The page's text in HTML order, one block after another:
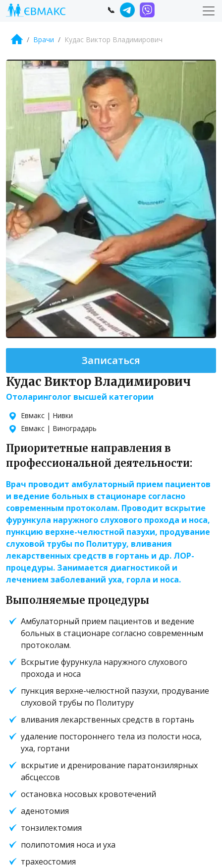
📞
Врачи Кудас Виктор Владимирович
Записаться
Кудас Виктор Владимирович
Отоларинголог высшей категории
Евмакс | Нивки
Евмакс | Виноградарь
Приоритетные направления в
профессиональной деятельности:
Врач проводит амбулаторный прием пациентов
и ведение больных в стационаре согласно
современным протоколам. Проводит вскрытие
фурункула наружного слухового прохода и носа,
пункцию верхне-челюстной пазухи, продувание
слуховой трубы по Политуру, вливания
лекарственных средств в гортань и др. ЛОР-
процедуры. Занимается диагностикой и
лечением заболеваний уха, горла и носа.
Выполняемые процедуры
Амбулаторный прием пациентов и ведение
больных в стационаре согласно современным
протоколам.
Вскрытие фурункула наружного слухового
прохода и носа
пункция верхне-челюстной пазухи, продувание
слуховой трубы по Политуру
вливания лекарственных средств в гортань
удаление постороннего тела из полости носа,
уха, гортани
вскрытие и дренирование паратонзилярных
абсцессов
остановка носовых кровотечений
аденотомия
тонзилектомия
полипотомия носа и уха
трахеостомия